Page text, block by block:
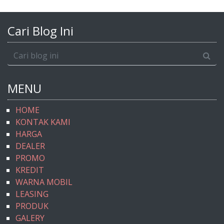
Cari Blog Ini
MENU
HOME
KONTAK KAMI
HARGA
DEALER
PROMO
KREDIT
WARNA MOBIL
LEASING
PRODUK
GALERY